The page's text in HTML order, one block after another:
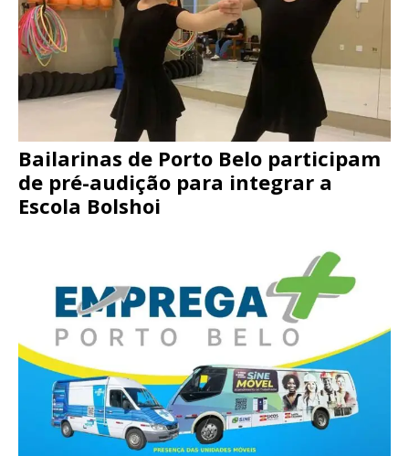
Bailarinas de Porto Belo participam
de pré-audição para integrar a
Escola Bolshoi